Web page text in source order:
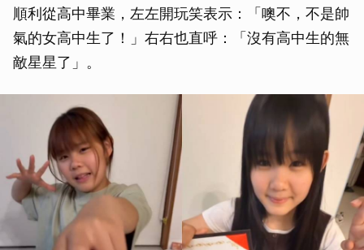
順利從高中畢業，左左開玩笑表示：「噢不，不是帥
氣的女高中生了！」右右也直呼：「沒有高中生的無
敵星星了」。